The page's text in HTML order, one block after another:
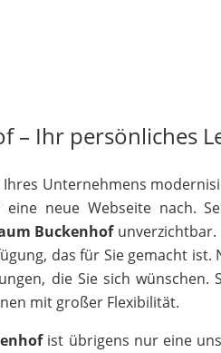
– Ihr persönliches
Unternehmens
neue Webseite nach.
Buckenhofunverzichtbar.
das für Sie gemacht
die Sie sich wünschen.
mit großer Flexibilität.
ist übrigens nur eine